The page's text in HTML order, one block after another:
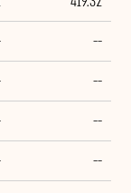
--
--
--
--